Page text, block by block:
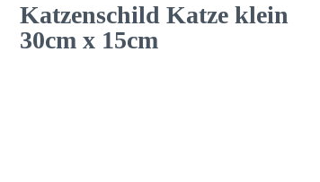
Katzenschild Katze klein
30cm x 15cm